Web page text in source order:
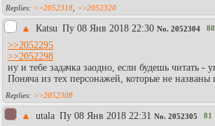
>>2052318 >>2052320
▲ Каtsu Пy 08 Янв 2018 22:30 No. 2052304 80
>>2052295
>>2052298
ну и тебе задачка заодно, если будешь читать -
Поняча из тех персонажей, которые не
>>2052308
▲ utala Пy 08 Янв 2018 22:31 No. 2052305 81